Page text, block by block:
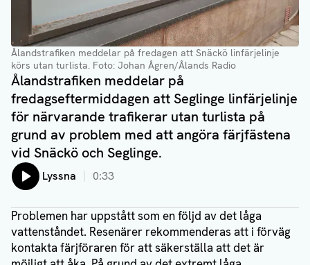
Ålandstrafiken meddelar på fredagen att Snäckö linfärjelinje
körs utan turlista. Foto: Johan Ågren/Ålands Radio
Ålandstrafiken meddelar på
fredagseftermiddagen att Seglinge linfärjelinje
för närvarande trafikerar utan turlista på
grund av problem med att angöra färjfästena
vid Snäckö och Seglinge.
Lyssna 0:33
Problemen har uppstått som en följd av det låga
vattenståndet. Resenärer rekommenderas att i förväg
kontakta färjföraren för att säkerställa att det är